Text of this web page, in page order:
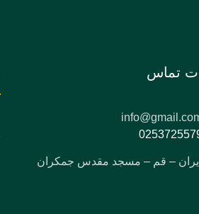
تماس
– قم – مسجد مقدس جمکران